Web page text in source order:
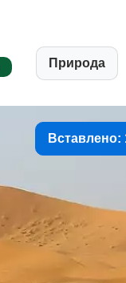
Природа
Вставлено: